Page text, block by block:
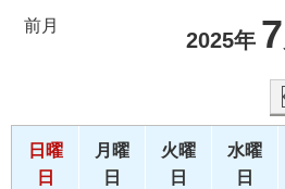
前月
2025年 7
日曜
日
月曜
日
火曜
日
水曜
日